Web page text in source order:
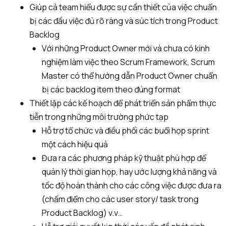
Giúp cả team hiểu được sự cần thiết của việc chuẩn
bị các đầu việc đủ rõ ràng và súc tích trong Product
Backlog
Với những Product Owner mới và chưa có kinh
nghiệm làm việc theo Scrum Framework, Scrum
Master có thể hướng dẫn Product Owner chuẩn
bị các backlog item theo đúng format
Thiết lập các kế hoạch để phát triển sản phẩm thực
tiễn trong những môi trường phức tạp
Hỗ trợ tổ chức và điều phối các buổi họp sprint
một cách hiệu quả
Đưa ra các phương pháp kỹ thuật phù hợp để
quản lý thời gian họp, hay ước lượng khả năng và
tốc độ hoàn thành cho các công việc được đưa ra
(chấm điểm cho các user story/ task trong
Product Backlog) v.v…